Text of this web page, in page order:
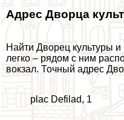
Адрес Дворца
Найти Дворец культуры
легко – рядом с ним
вокзал. Точный адрес
plac Defilad, 1